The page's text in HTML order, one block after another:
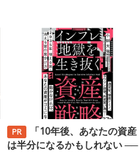
「10年後、あなたの資産
は半分になるかもしれない ──